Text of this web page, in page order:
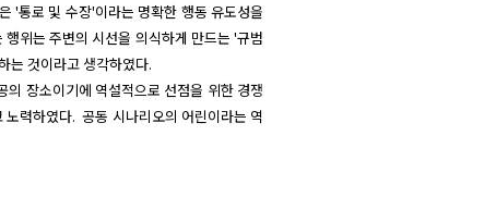
'통로 및 수장'이라는 명확한 행동 유도성을
위는 주변의 시선을 의식하게 만드는 '규범
는 것이라고 생각하였다.
장소이기에 역설적으로 선점을 위한 경쟁
력하였다.  공동 시나리오의 어린이라는 역